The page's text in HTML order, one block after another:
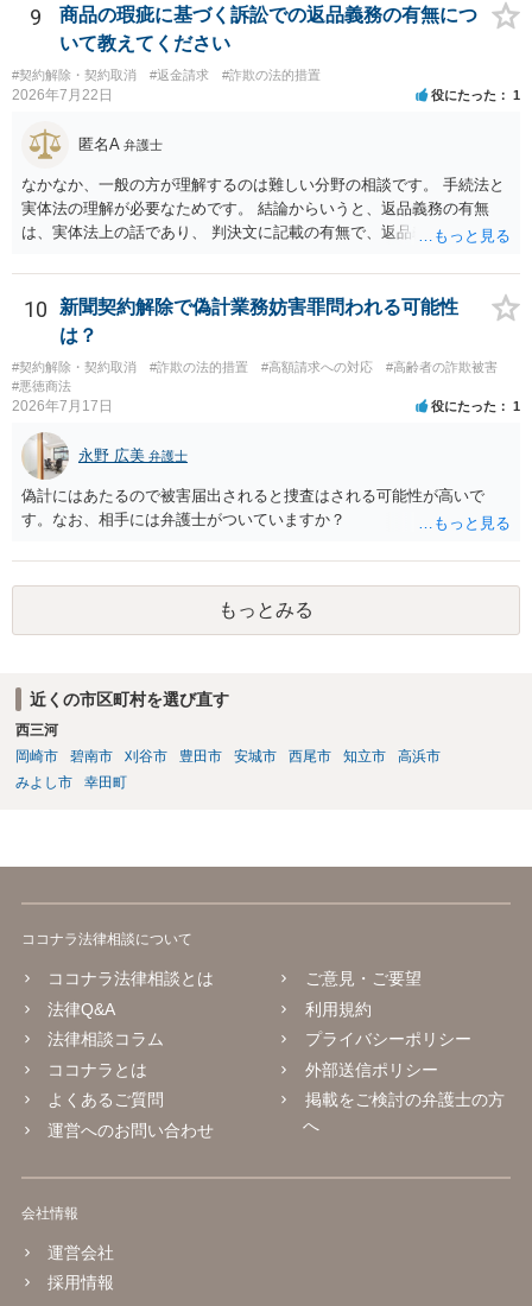
に検討してもらう必要があると思います。弁護士費用は自由化されて
いますので個別に確認いただく必要がありますが、そもそも回収でき
るかどうかが問題になり得る事案であり、被害額の規模からみると、
仮に回収できたとしても弁護士費用を差し引いた実質回収分はかなり
少なくなる可能性もあるように思います。
9
商品の瑕疵に基づく訴訟での返品義務の有無につ
いて教えてください
#契約解除・契約取消 #返金請求 #詐欺の法的措置
2026年7月22日 役にたった 1
匿名A 弁護士
なかなか、一般の方が理解するのは難しい分野の相談です。 手続法と
実体法の理解が必要なためです。 結論からいうと、返品義務の有無
は、実体法上の話であり、 判決文に記載の有無で、返品義務の有無が
品せよ」と判決文に書かれていなくても、 全額支払い判決の前提とし
て、契約不適合責任を理由に契約を解除してれば、 原状回復義務とし
て、相談者さんは、商品の返品義務を負うことになります。 ただし、
訴訟上何等かの形で、返品義務の有無が争われ争点化していたが、 結
論として、返品義務が存在しないというような判断が判決理由中で下
されていれば、 相手は返品請求を再度主張できない可能性はあります
10
新聞契約解除で偽計業務妨害罪問われる可能性
は？
#契約解除・契約取消 #詐欺の法的措置 #高額請求への対応
#高齢者の詐欺被害
#悪徳商法
2026年7月17日 役にたった 1
永野 広美 弁護士
偽計にはあたるので被害届出されると捜査はされる可能性が高いで
す。なお、相手には弁護士がついていますか？
もっとみる
近くの市区町村を選び直す
西三河
岡崎市
碧南市 刈谷市 豊田市 安城市 西尾市 知立市
高浜市
みよし市
幸田町
ココナラ法律相談について
ココナラ法律相談とは
法律Q&A
法律相談コラム
ココナラとは
よくあるご質問
運営へのお問い合わせ
ご意見・ご要望
利用規約
プライバシーポリシー
外部送信ポリシー
掲載をご検討の弁護士の方
へ
会社情報
運営会社
採用情報